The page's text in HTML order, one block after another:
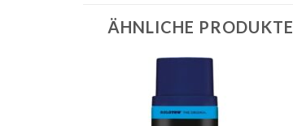
ÄHNLICHE PRODUKTE